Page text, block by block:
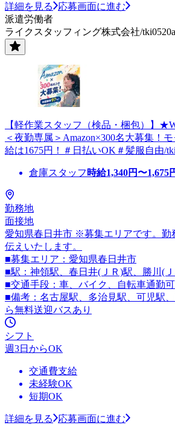
詳細を見る
応募画面に進む
派遣労働者
ライクスタッフィング株式会社/
【軽作業スタッフ（検品・梱包）】
＜夜勤専属＞Amazon×300名大募集！
給は1675円！＃日払いOK＃髪服自由/
倉庫スタッフ 時給1,340円〜1,675
勤務地
面接地
愛知県春日井市 ※募集エリアです。勤
伝えいたします。
■募集エリア：愛知県春日井市
■駅：神領駅、春日井(ＪＲ)駅、勝川(
■交通手段：車、バイク、自転車通勤可
■備考：名古屋駅、多治見駅、可児駅
ら無料送迎バスあり
シフト
週3日からOK
交通費支給
未経験OK
短期OK
詳細を見る
応募画面に進む